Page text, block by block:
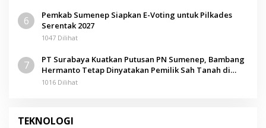
6
Pemkab Sumenep Siapkan E-Voting untuk Pilkades
Serentak 2027
1047 Dilihat
7
PT Surabaya Kuatkan Putusan PN Sumenep, Bambang
Hermanto Tetap Dinyatakan Pemilik Sah Tanah di
Pamolokan
1016 Dilihat
TEKNOLOGI